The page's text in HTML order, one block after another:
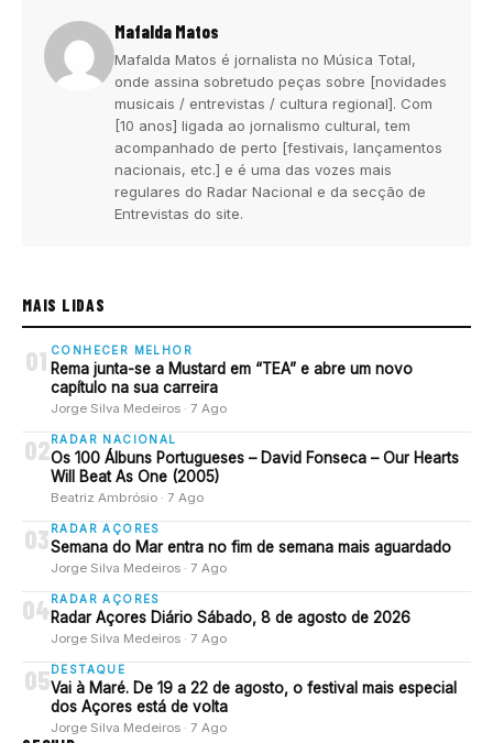
Mafalda Matos
Mafalda Matos é jornalista no Música Total,
onde assina sobretudo peças sobre [novidades
musicais / entrevistas / cultura regional]. Com
[10 anos] ligada ao jornalismo cultural, tem
acompanhado de perto [festivais, lançamentos
nacionais, etc.] e é uma das vozes mais
regulares do Radar Nacional e da secção de
Entrevistas do site.
MAIS LIDAS
01 CONHECER MELHOR
Rema junta-se a Mustard em “TEA” e abre um novo
capítulo na sua carreira
Jorge Silva Medeiros · 7 Ago
02 RADAR NACIONAL
Os 100 Álbuns Portugueses – David Fonseca – Our Hearts
Will Beat As One (2005)
Beatriz Ambrósio · 7 Ago
03 RADAR AÇORES
Semana do Mar entra no fim de semana mais aguardado
Jorge Silva Medeiros · 7 Ago
04RADAR AÇORES
Radar Açores Diário Sábado, 8 de agosto de 2026
Jorge Silva Medeiros · 7 Ago
05 DESTAQUE
Vai à Maré. De 19 a 22 de agosto, o festival mais especial
dos Açores está de volta
Jorge Silva Medeiros · 7 Ago